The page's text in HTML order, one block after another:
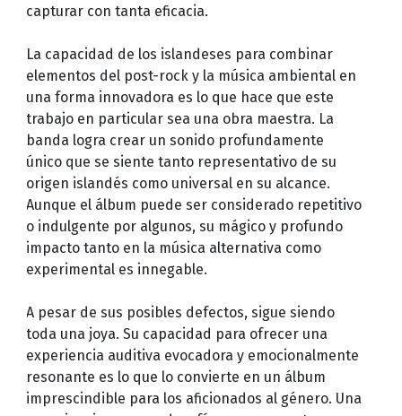
capturar con tanta eficacia.
La capacidad de los islandeses para combinar
elementos del post-rock y la música ambiental en
una forma innovadora es lo que hace que este
trabajo en particular sea una obra maestra. La
banda logra crear un sonido profundamente
único que se siente tanto representativo de su
origen islandés como universal en su alcance.
Aunque el álbum puede ser considerado repetitivo
o indulgente por algunos, su mágico y profundo
impacto tanto en la música alternativa como
experimental es innegable.
A pesar de sus posibles defectos, sigue siendo
toda una joya. Su capacidad para ofrecer una
experiencia auditiva evocadora y emocionalmente
resonante es lo que lo convierte en un álbum
imprescindible para los aficionados al género. Una